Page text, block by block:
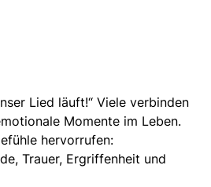
Lied läuft!“ Viele verbinden
Momente im Leben.
hervorrufen:
Trauer, Ergriffenheit und